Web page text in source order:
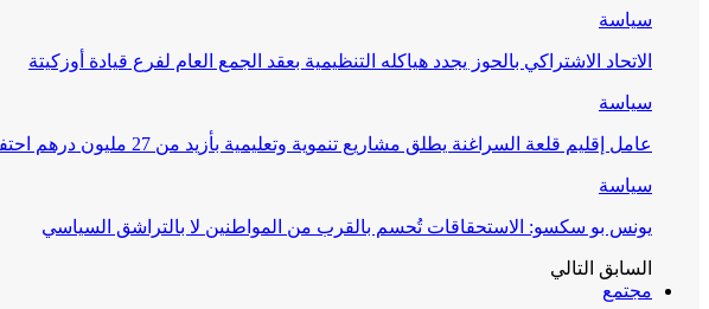
سياسة
الاتحاد الاشتراكي بالحوز يجدد هياكله التنظيمية بعقد الجمع العام لفرع قيادة أوزكيتة
سياسة
عامل إقليم قلعة السراغنة يطلق مشاريع تنموية وتعليمية بأزيد من 27 مليون درهم احتفاءً…
سياسة
يونس بو سكسو: الاستحقاقات تُحسم بالقرب من المواطنين لا بالتراشق السياسي
السابق التالي
مجتمع